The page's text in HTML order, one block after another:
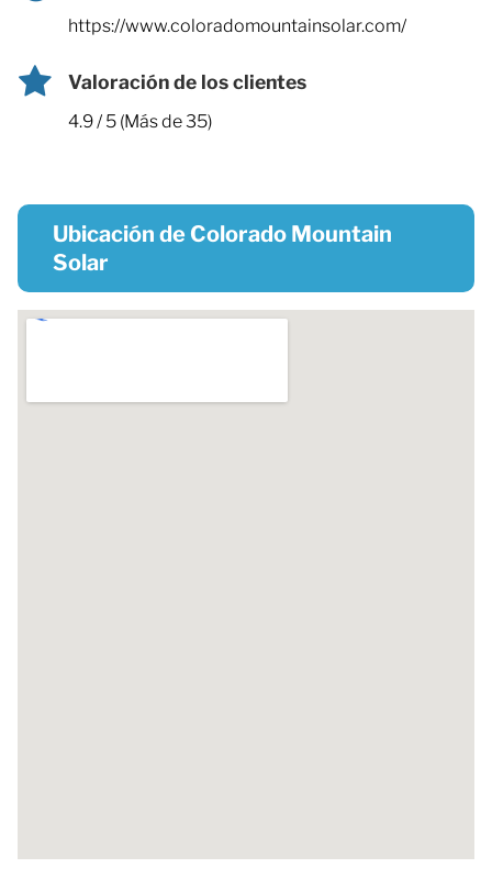
https://www.coloradomountainsolar.com/
Valoración de los clientes
4.9 / 5 (Más de 35)
Ubicación de Colorado Mountain
Solar